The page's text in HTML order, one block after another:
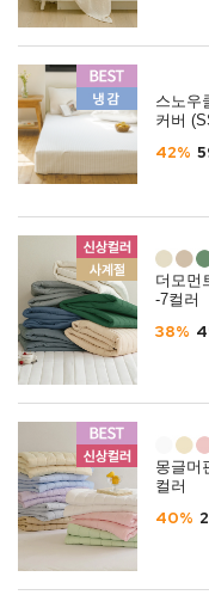
스노우
커버
42%
더모먼
-7컬러
38%
몽글머
컬러
40%